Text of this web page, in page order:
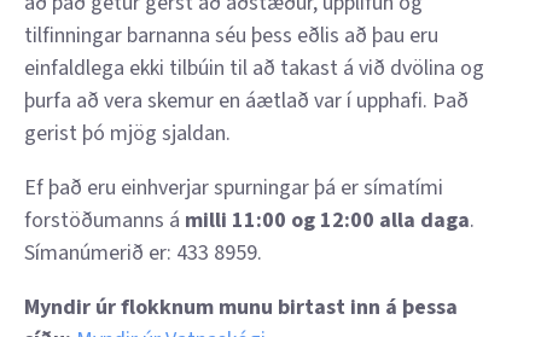
tilfinningar barnanna séu þess eðlis að þau eru
einfaldlega ekki tilbúin til að takast á við dvölina og
þurfa að vera skemur en áætlað var í upphafi. Það
gerist þó mjög sjaldan.
Ef það eru einhverjar spurningar þá er símatími
forstöðumanns á milli 11:00 og 12:00 alla daga.
Símanúmerið er: 433 8959.
Myndir úr flokknum munu birtast inn á þessa